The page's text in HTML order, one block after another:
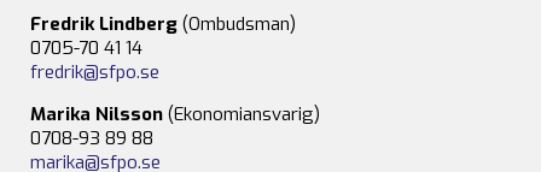
Fredrik Lindberg (Ombudsman)
0705-70 41 14
fredrik@sfpo.se
Marika Nilsson (Ekonomiansvarig)
0708-93 89 88
marika@sfpo.se